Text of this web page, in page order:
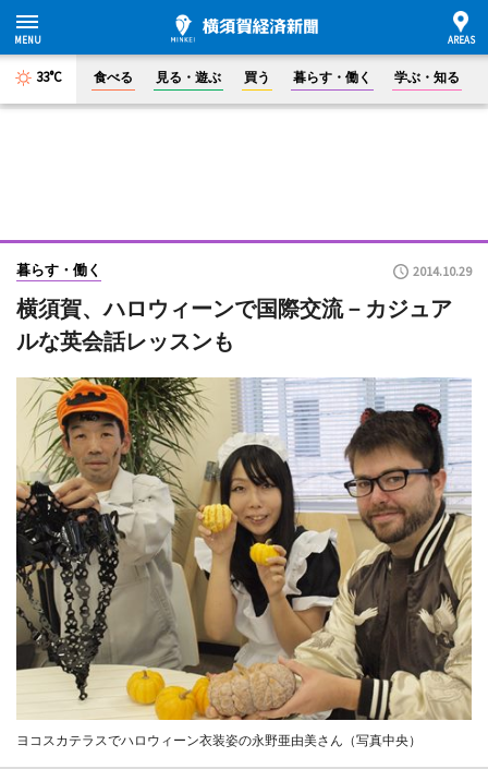
33°C 食べる 見る・遊ぶ 買う 暮らす・働く 学ぶ・知る
暮らす・働く 2014.10.29
横須賀、ハロウィーンで国際交流－カジュア
ルな英会話レッスンも
ヨコスカテラスでハロウィーン衣装姿の永野亜由美さん（写真中央）